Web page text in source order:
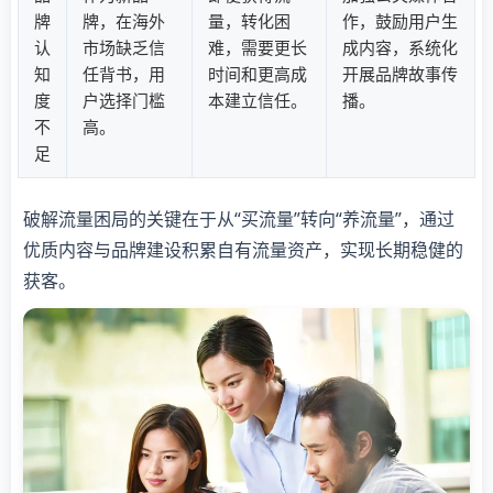
牌
认
知
度
不
足
牌，在海外
市场缺乏信
任背书，用
户选择门槛
高。
量，转化困
难，需要更长
时间和更高成
本建立信任。
作，鼓励用户生
成内容，系统化
开展品牌故事传
播。
破解流量困局的关键在于从“买流量”转向“养流量”，通过
优质内容与品牌建设积累自有流量资产，实现长期稳健的
获客。